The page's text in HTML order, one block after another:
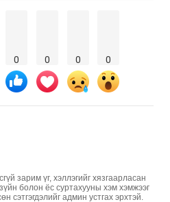
0 0 0 0
зарим үг, хэллэгийг хязгаарласан
болон ёс суртахууны хэм хэмжээг
сэтгэгдэлийг админ устгах эрхтэй.